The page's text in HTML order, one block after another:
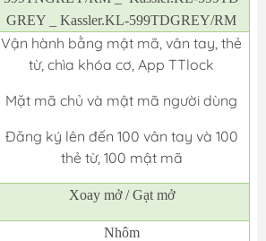
GREY _ Kassler.KL-599TDGREY/RM
Vận hành bằng mật mã, vân tay, thẻ
từ, chìa khóa cơ, App TTlock
Mặt mã chủ và mật mã người dùng
Đăng ký lên đến 100 vân tay và 100
thẻ từ, 100 mật mã
Xoay mở / Gạt mở
Nhôm